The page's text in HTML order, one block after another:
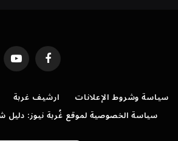
فيسبوك
سياسة وشروط الإعلانات ارشيف غربة
سياسة الخصوصية لموقع غُربة نيوز: دليل